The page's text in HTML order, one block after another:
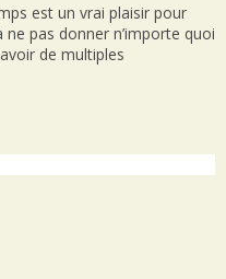
est un vrai plaisir pour
pas donner n’importe quoi
de multiples